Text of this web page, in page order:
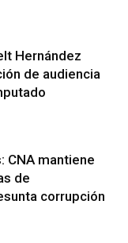
Hernández
de audiencia
CNA mantiene
de
corrupción